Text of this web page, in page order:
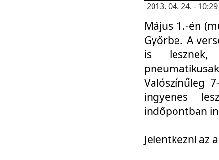
2013. 04. 24. -
Május 1.-én
Győrbe. A
is lesznek,
Valószínűleg
ingyenes
indőpontban
Jelentkezni az